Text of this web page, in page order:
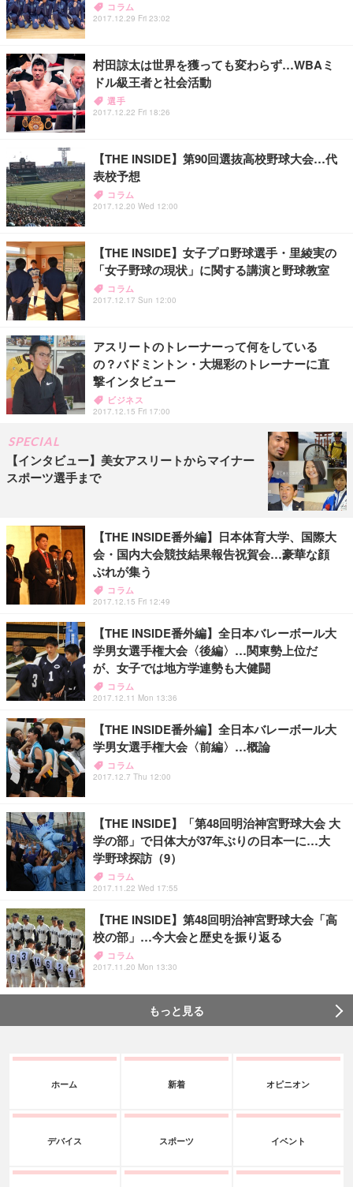
コラム
2017.12.29 Fri 23:02
村田諒太は世界を獲っても変わらず…WBAミ
ドル級王者と社会活動
選手
2017.12.22 Fri 18:26
【THE INSIDE】第90回選抜高校野球大会…代
表校予想
コラム
2017.12.20 Wed 12:00
【THE INSIDE】女子プロ野球選手・里綾実の
「女子野球の現状」に関する講演と野球教室
コラム
2017.12.17 Sun 12:00
アスリートのトレーナーって何をしている
の？バドミントン・大堀彩のトレーナーに直
撃インタビュー
ビジネス
2017.12.15 Fri 17:00
SPECIAL
【インタビュー】美女アスリートからマイナー
スポーツ選手まで
【THE INSIDE番外編】日本体育大学、国際大
会・国内大会競技結果報告祝賀会…豪華な顔
ぶれが集う
コラム
2017.12.15 Fri 12:49
【THE INSIDE番外編】全日本バレーボール大
学男女選手権大会〈後編〉…関東勢上位だ
が、女子では地方学連勢も大健闘
コラム
2017.12.11 Mon 13:36
【THE INSIDE番外編】全日本バレーボール大
学男女選手権大会〈前編〉…概論
コラム
2017.12.7 Thu 12:00
【THE INSIDE】「第48回明治神宮野球大会 大
学の部」で日体大が37年ぶりの日本一に…大
学野球探訪（9）
コラム
2017.11.22 Wed 17:55
【THE INSIDE】第48回明治神宮野球大会「高
校の部」…今大会と歴史を振り返る
コラム
2017.11.20 Mon 13:30
もっと見る
ホーム 新着 オピニオン
デバイス スポーツ イベント